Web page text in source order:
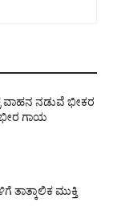
ವಾಹನ ನಡುವೆ ಭೀಕರ
ಗಾಯ
ತಾತ್ಕಾಲಿಕ ಮುಕ್ತಿ